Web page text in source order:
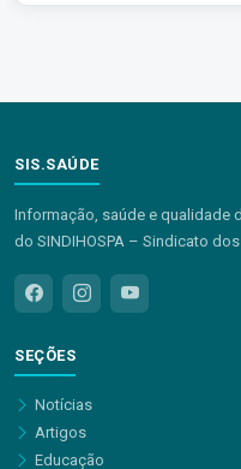
SIS.SAÚDE
Informação, saúde e qualidade
do SINDIHOSPA – Sindicato
SEÇÕES
Notícias
Artigos
Educação